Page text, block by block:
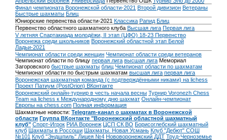
Финал чемпионата Воронежской области-2021 Второй дивизион Ветераны
Быстрые шахматы Блиц
Юниорские первенства области-2021 Классика Рапид Блиц
Первенство областного шахматного клуба Высшая лига Первая лига
V летняя Спартакиада молодёжи, II этап (ЦФО) 18-23 Первенство
Воронежа среди школьников Воронежский областной этап Белой
Ладьи-2021
Чемпионат области среди женщин Чемпионат области среди ветеранов
Чемпионат области по блицу первая лига высшая лига Мемориал
Загоровского быстрые шахматы блиц Чемпионат области по шахматам
Чемпионат области по быстрым шахматам высшая лига первая лига
Воронежская шахматная команда (с подтверждёнными никами) на lichess
Проект Патиум (PostOrion) ВКонтакте
Воронежский онлайн-турнир в честь начала весны Турнир Voronezh Chess
Team на lichess к Международному дню шахмат Онлайн-чемпионат
Европы на chess.com Полная информация
Шахматные новости: Telegram-канал о шахматах в Воронежской
области Группа ВКонтакте "Воронежский областной шахматный
клуб" Спорт-Игрок РИА Воронеж ЦСП СК ВО Борисоглебский шахматный
клуб Шахматы в Россоши Шахматы. Новая Усмань Клуб "Дебют" СОШ
№101 Клуб "Эндшпиль" Лицея №4 Нововоронежский ДДТ Труд-Черноземье